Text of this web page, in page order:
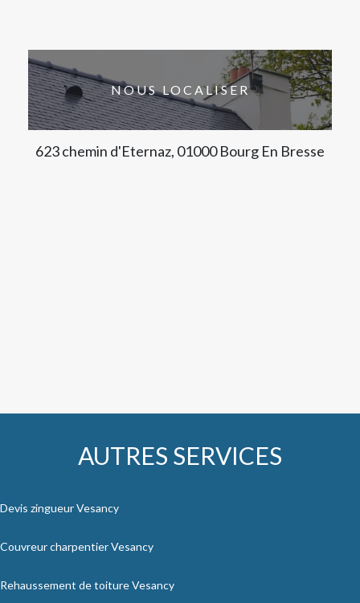
NOUS LOCALISER
623 chemin d'Eternaz, 01000 Bourg En Bresse
AUTRES SERVICES
Devis zingueur Vesancy
Couvreur charpentier Vesancy
Rehaussement de toiture Vesancy